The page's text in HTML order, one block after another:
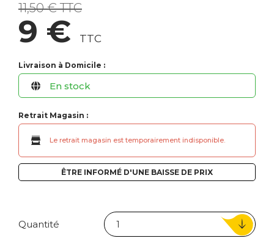
11,50 € TTC
9 € TTC
Livraison à Domicile :
En stock
Retrait Magasin :
Le retrait magasin est temporairement indisponible.
ÊTRE INFORMÉ D'UNE BAISSE DE PRIX
Quantité